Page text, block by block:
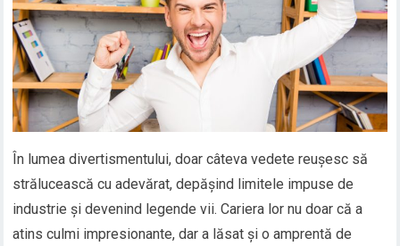
În lumea divertismentului, doar câteva vedete reușesc să
strălucească cu adevărat, depășind limitele impuse de
industrie și devenind legende vii. Cariera lor nu doar că a
atins culmi impresionante, dar a lăsat și o amprentă de